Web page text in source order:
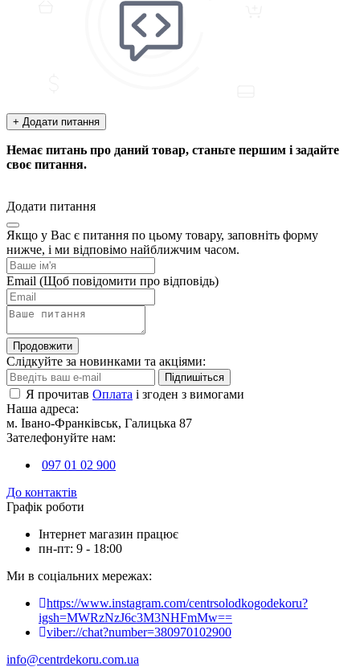
+ Додати питання
Немає питань про даний товар, станьте першим і задайте
своє питання.
Додати питання
Якщо у Вас є питання по цьому товару, заповніть форму
нижче, і ми відповімо найближчим часом.
Email (Щоб повідомити про відповідь)
Продовжити
Слідкуйте за новинками та акціями:
Підпишіться
Я прочитав Оплата і згоден з вимогами
Наша адреса:
м. Івано-Франківськ, Галицька 87
Зателефонуйте нам:
097 01 02 900
До контактів
Графік роботи
Інтернет магазин працює
пн-пт: 9 - 18:00
Ми в соціальних мережах:
https://www.instagram.com/centrsolodkogodekoru?
igsh=MWRzNzJ6c3M3NHFmMw==
viber://chat?number=380970102900
info@centrdekoru.com.ua